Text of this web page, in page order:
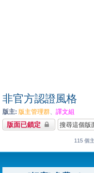
非官方認證風格
版主: 版主管理群、 譯文組
版面已鎖定
115 個